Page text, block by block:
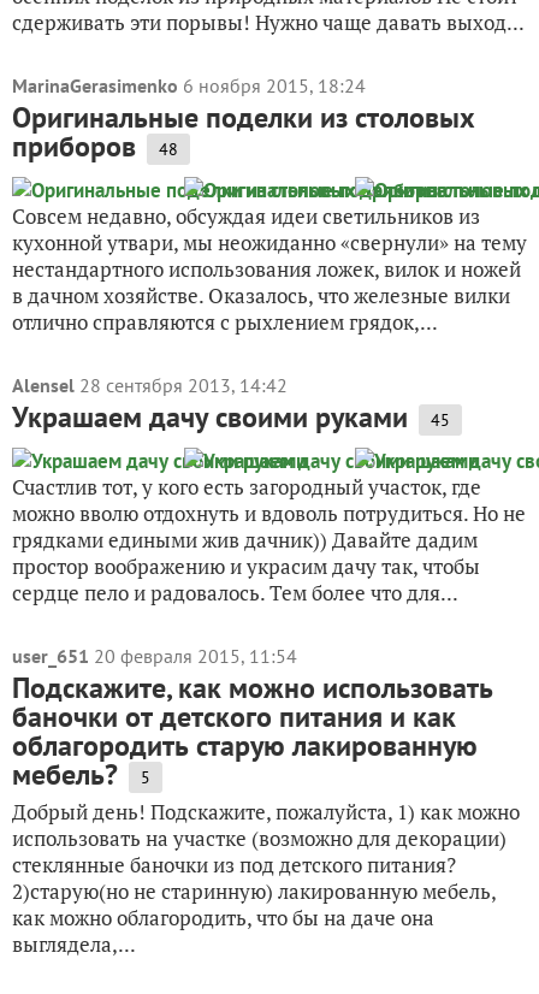
сдерживать эти порывы! Нужно чаще давать выход...
MarinaGerasimenko 6 ноября 2015, 18:24
Оригинальные поделки из столовых
приборов 48
Совсем недавно, обсуждая идеи светильников из
кухонной утвари, мы неожиданно «свернули» на тему
нестандартного использования ложек, вилок и ножей
в дачном хозяйстве. Оказалось, что железные вилки
отлично справляются с рыхлением грядок,...
Alensel 28 сентября 2013, 14:42
Украшаем дачу своими руками 45
Счастлив тот, у кого есть загородный участок, где
можно вволю отдохнуть и вдоволь потрудиться. Но не
грядками едиными жив дачник)) Давайте дадим
простор воображению и украсим дачу так, чтобы
сердце пело и радовалось. Тем более что для...
user_651 20 февраля 2015, 11:54
Подскажите, как можно использовать
баночки от детского питания и как
облагородить старую лакированную
мебель? 5
Добрый день! Подскажите, пожалуйста, 1) как можно
использовать на участке (возможно для декорации)
стеклянные баночки из под детского питания?
2)старую(но не старинную) лакированную мебель,
как можно облагородить, что бы на даче она
выглядела,...